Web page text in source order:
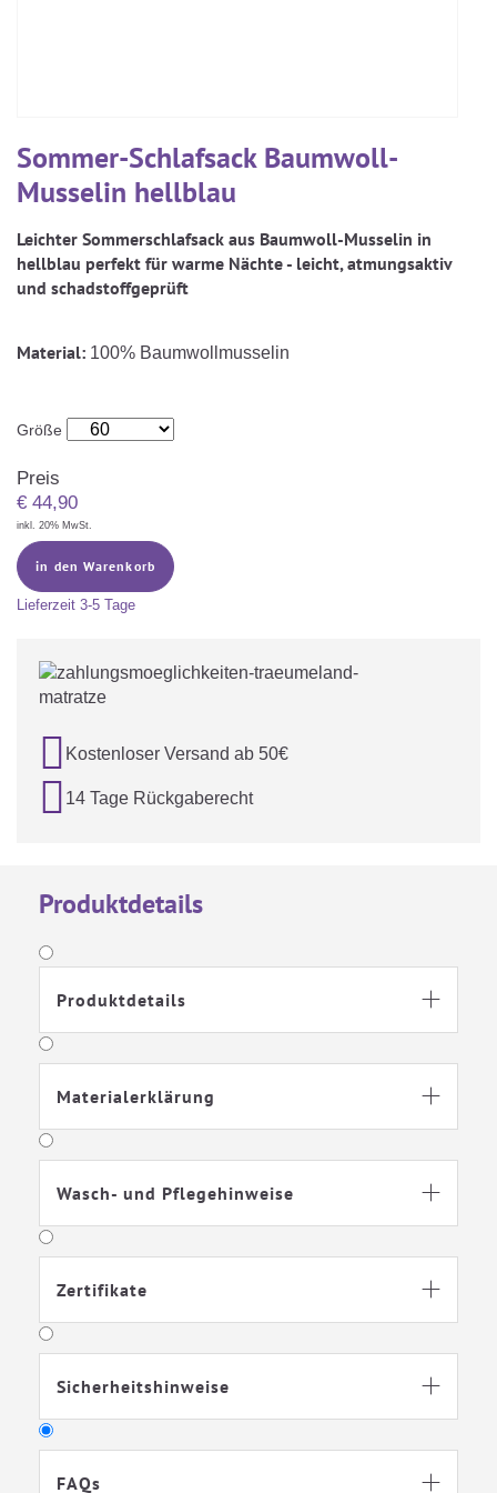
Innenschlafsack
TEXTILIEN
Bettwäsche
Spannbettlaken
Bettschlange
Dreieckstuch & Schnuffeltuch
ENTWICKLUNGSFÖRDERUNG
Kuschelnest
ZUBEHÖR
GESCHENKGUTSCHEIN
GESCHENKSETS & AKTIONEN
Sommer-Schlafsack Baumwoll-
Musselin hellblau
Leichter Sommerschlafsack aus Baumwoll-Musselin in
hellblau perfekt für warme Nächte - leicht, atmungsaktiv
und schadstoffgeprüft
Material: 100% Baumwollmusselin
Größe
Preis
€ 44,90
inkl. 20% MwSt.
in den Warenkorb
Lieferzeit 3-5 Tage
 Kostenloser Versand ab 50€
 14 Tage Rückgaberecht
Produktdetails
Produktdetails 
Materialerklärung 
Wasch- und Pflegehinweise 
Zertifikate 
Sicherheitshinweise 
FAQs 